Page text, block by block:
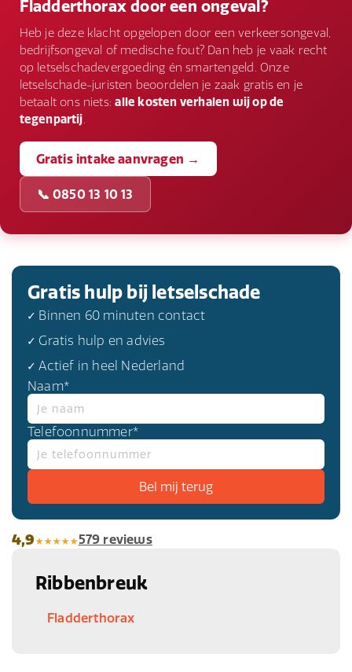
schadevergoeding.
onder de immateriële schadevergoeding.
Fladderthorax door een ongeval?
Heb je deze klacht opgelopen door een verkeersongeval,
bedrijfsongeval of medische fout? Dan heb je vaak recht
op letselschadevergoeding én smartengeld. Onze
letselschade-juristen beoordelen je zaak gratis en je
betaalt ons niets:alle kosten verhalen wij op de
tegenpartij
Gratis intake aanvragen →
📞 0850 13 10 13
Gratis hulp bij letselschade
✓ Binnen 60 minuten contact
✓ Gratis hulp en advies
✓ Actief in heel Nederland
Naam*
Telefoonnummer*
4,9 579 reviews
Ribbenbreuk
Fladderthorax